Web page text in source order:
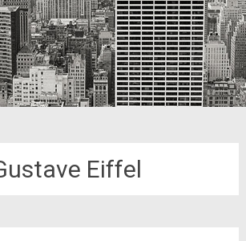
Eiffel